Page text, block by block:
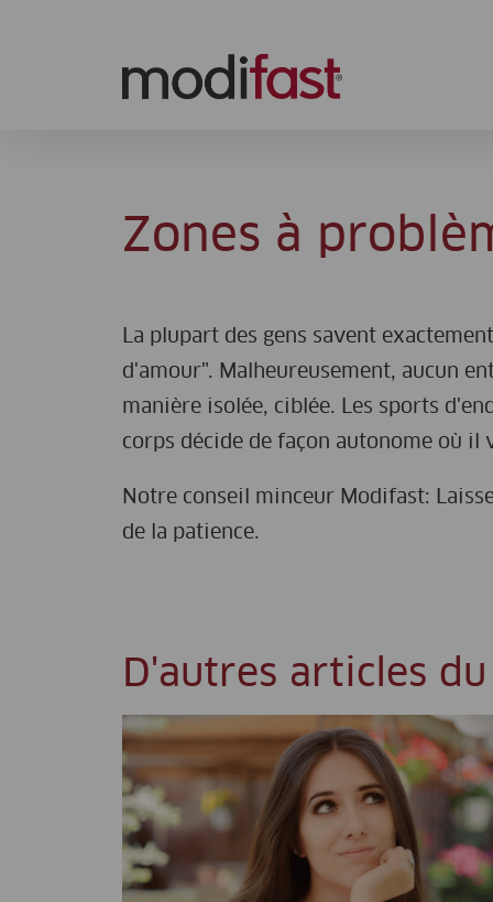
Zones à
La plupart des gens savent
d'amour". Malheureusement, aucun
manière isolée, ciblée. Les sports
corps décide de façon autonome où il
Notre conseil minceur Modifast:
de la patience.
D'autres articles